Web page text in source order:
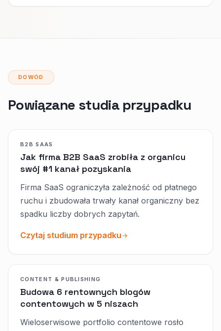
DOWÓD
Powiązane studia przypadku
B2B SAAS
Jak firma B2B SaaS zrobiła z organicu
swój #1 kanał pozyskania
Firma SaaS ograniczyła zależność od płatnego
ruchu i zbudowała trwały kanał organiczny bez
spadku liczby dobrych zapytań.
Czytaj studium przypadku
CONTENT & PUBLISHING
Budowa 6 rentownych blogów
contentowych w 5 niszach
Wieloserwisowe portfolio contentowe rosło